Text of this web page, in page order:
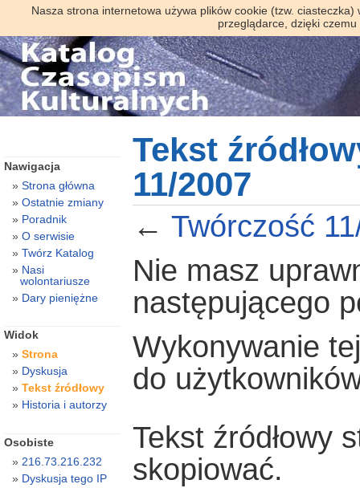
Nasza strona internetowa używa plików cookie (tzw.
przeglądarce, dzięki
Tekst
11/2007
← Twórczość
Nie masz
następującego
Wykonywanie
do
Tekst źródłowy
skopiować.
Nawigacja
Strona główna
Ostatnie zmiany
Poradnik
O serwisie
Twórz Katalog
Nasi
wolontariusze
Dary pieniężne
Widok
Strona
Dyskusja
Tekst źródłowy
Historia i autorzy
Osobiste
216.73.216.232
Dyskusja tego IP